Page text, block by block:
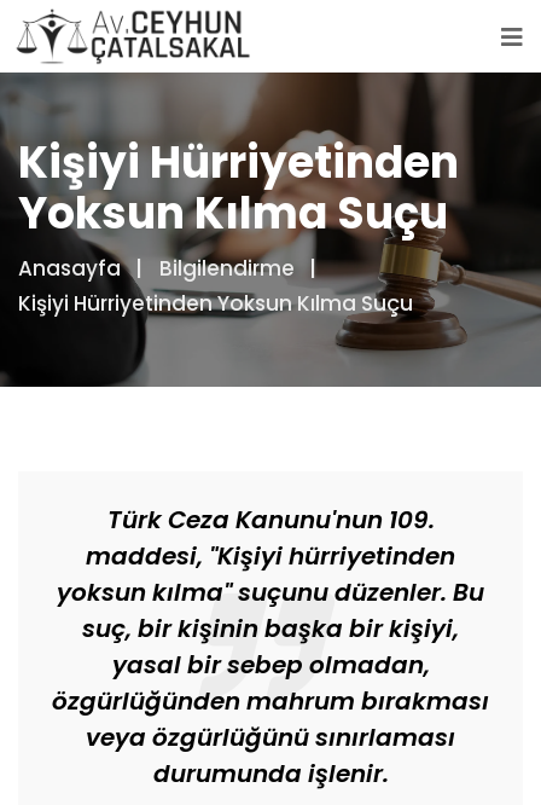
Kişiyi Hürriyetinden
Yoksun Kılma Suçu
Anasayfa
Bilgilendirme
Kişiyi Hürriyetinden Yoksun Kılma Suçu
Türk Ceza Kanunu'nun 109.
maddesi, "Kişiyi hürriyetinden
yoksun kılma" suçunu düzenler. Bu
suç, bir kişinin başka bir kişiyi,
yasal bir sebep olmadan,
özgürlüğünden mahrum bırakması
veya özgürlüğünü sınırlaması
durumunda işlenir.